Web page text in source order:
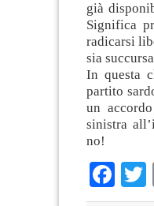
già
Significa
radicarsi
sia
In questa
partito
un
sinistra
no!